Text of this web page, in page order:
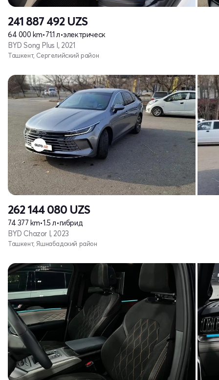
241 887 492 UZS
64 000 km•71.1 л•электрическ
BYD Song Plus I, 2021
Ташкент, Сергелийский район
262 144 080 UZS
74 377 km•1.5 л•гибрид
BYD Chazor I, 2023
Ташкент, Яшнабадский район